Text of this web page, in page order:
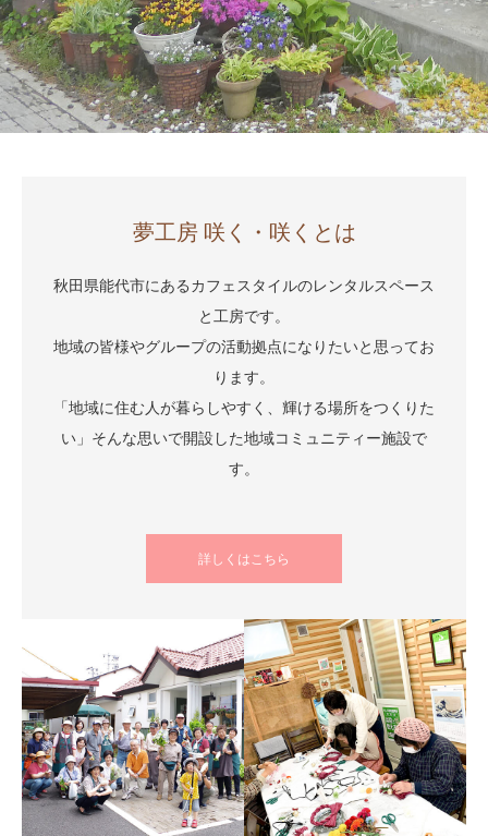
夢工房 咲く・咲くとは
秋田県能代市にあるカフェスタイルのレンタルスペース
と工房です。
地域の皆様やグループの活動拠点になりたいと思ってお
ります。
「地域に住む人が暮らしやすく、輝ける場所をつくりた
い」そんな思いで開設した地域コミュニティー施設で
す。
詳しくはこちら